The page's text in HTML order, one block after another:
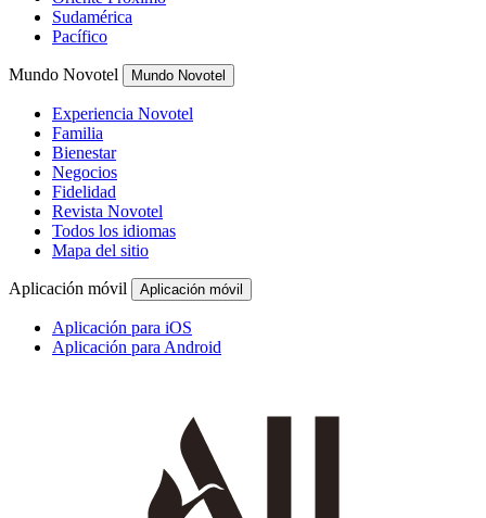
Sudamérica
Pacífico
Mundo Novotel Mundo Novotel
Experiencia Novotel
Familia
Bienestar
Negocios
Fidelidad
Revista Novotel
Todos los idiomas
Mapa del sitio
Aplicación móvil Aplicación móvil
Aplicación para iOS
Aplicación para Android